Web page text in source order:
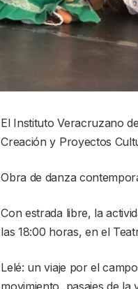
El Instituto Veracruzano
Creación y Proyectos
Obra de danza
Con estrada libre, la
las 18:00 horas, en el
Lelé: un viaje por el